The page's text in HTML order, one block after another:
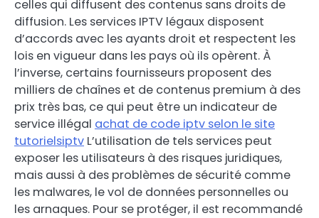
celles qui diffusent des contenus sans droits de
diffusion. Les services IPTV légaux disposent
d’accords avec les ayants droit et respectent les
lois en vigueur dans les pays où ils opèrent. À
l’inverse, certains fournisseurs proposent des
milliers de chaînes et de contenus premium à des
prix très bas, ce qui peut être un indicateur de
service illégal achat de code iptv selon le site
tutorielsiptv L’utilisation de tels services peut
exposer les utilisateurs à des risques juridiques,
mais aussi à des problèmes de sécurité comme
les malwares, le vol de données personnelles ou
les arnaques. Pour se protéger, il est recommandé